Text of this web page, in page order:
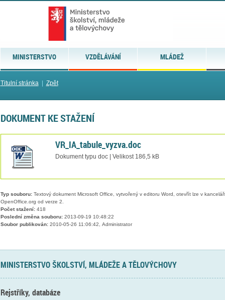
MINISTERSTVO VZDĚLÁVÁNÍ MLÁDEŽ
Titulní stránka| Zpět
DOKUMENT KE STAŽENÍ
VR_IA_tabule_vyzva.doc
Dokument typu doc | Velikost 186,5 kB
Typ souboru:Textový dokument Microsoft Office, vytvořený v editoru Word, otevřít lze v
OpenOffice.org od verze 2.
Počet stažení:418
Poslední změna souboru:2013-09-19 10:48:22
Soubor publikován:2010-05-26 11:06:42, Administrator
MINISTERSTVO ŠKOLSTVÍ, MLÁDEŽE A TĚLOVÝCHOVY
Rejstříky, databáze